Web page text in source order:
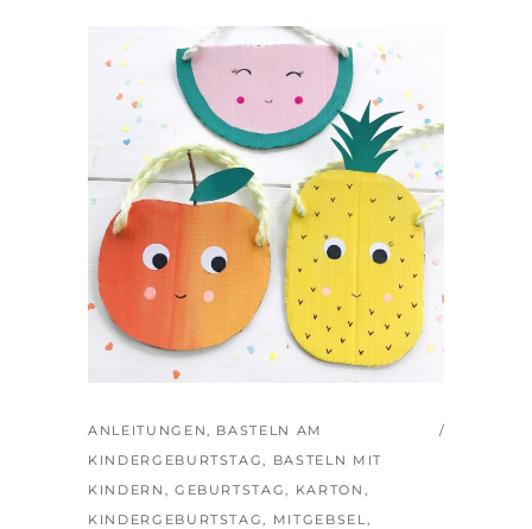
ANLEITUNGEN, BASTELN AM
KINDERGEBURTSTAG, BASTELN MIT
KINDERN , GEBURTSTAG, KARTON ,
KINDERGEBURTSTAG, MITGEBSEL,